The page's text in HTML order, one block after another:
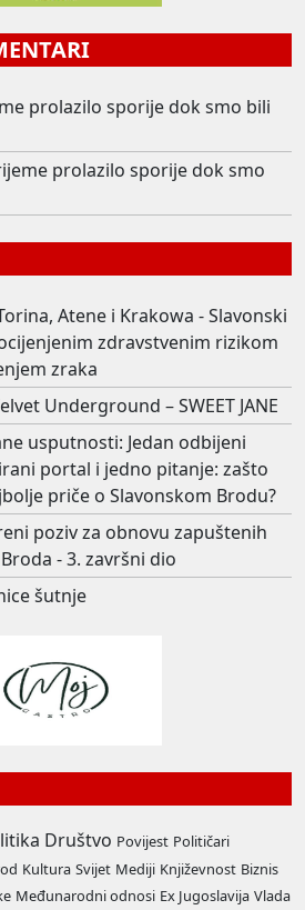
prolazilo sporije dok smo bili
prolazilo sporije dok smo
Atene i Krakowa - Slavonski
zdravstvenim rizikom
zraka
Underground – SWEET JANE
usputnosti: Jedan odbijeni
portal i jedno pitanje: zašto
priče o Slavonskom Brodu?
poziv za obnovu zapuštenih
- 3. završni dio
šutnje
Društvo Povijest Političari
Kultura Svijet Mediji Književnost Biznis
Međunarodni odnosi Ex Jugoslavija Vlada